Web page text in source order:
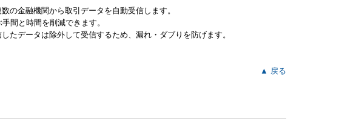
の金融機関から取引データを自動受信します。
間と時間を削減できます。
たデータは除外して受信するため、漏れ・ダブりを防げます。
▲ 戻る